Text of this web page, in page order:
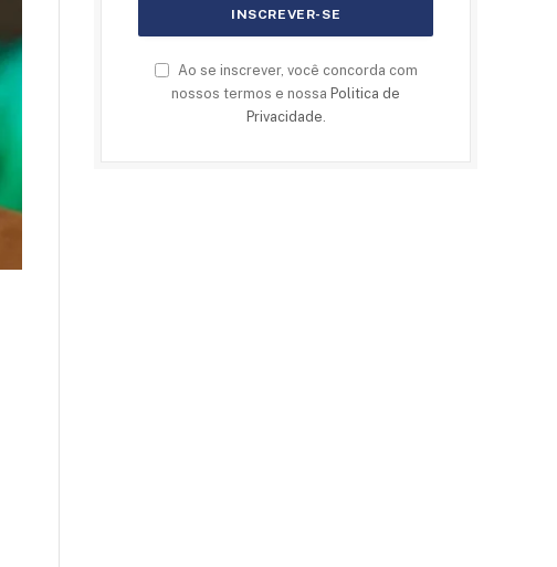
Ao se inscrever, você concorda com
nossos termos e nossa Politica de
Privacidade.